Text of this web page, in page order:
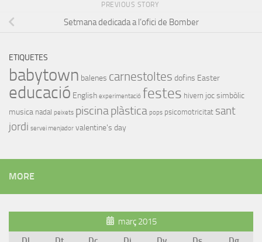
PREVIOUS STORY
Setmana dedicada a l’ofici de Bomber
ETIQUETES
babytown balenes carnestoltes dofins Easter
educació English experimentació festes hivern joc simbòlic
musica nadal peixets piscinaplàstica pops psicomotricitat sant
jordi servei menjador valentine's day
MORE
març 2015